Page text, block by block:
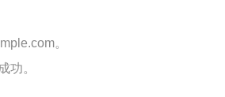
。
功。